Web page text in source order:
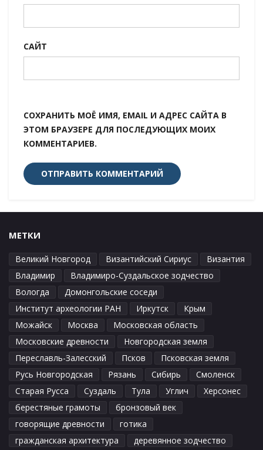
САЙТ
СОХРАНИТЬ МОЁ ИМЯ, EMAIL И АДРЕС САЙТА В
ЭТОМ БРАУЗЕРЕ ДЛЯ ПОСЛЕДУЮЩИХ МОИХ
КОММЕНТАРИЕВ.
МЕТКИ
Великий Новгород Византийский Сириус
Византия
Владимир
Владимиро-Суздальское зодчество
Вологда
Домонгольские соседи
Институт археологии РАН
Иркутск
Крым
Можайск
Москва
Московская область
Московские древности
Новгородская земля
Переславль-Залесский
Псков
Псковская земля
Русь Новгородская
Рязань Сибирь
Смоленск
Старая Русса
Суздаль Тула Углич
Херсонес
берестяные грамоты
бронзовый век
говорящие древности
готика
гражданская архитектура
деревянное зодчество